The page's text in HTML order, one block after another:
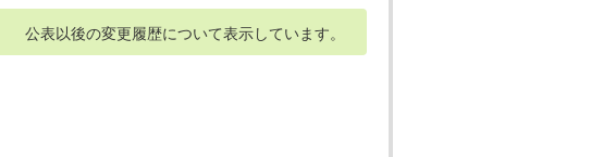
公表以後の変更履歴について表示しています。